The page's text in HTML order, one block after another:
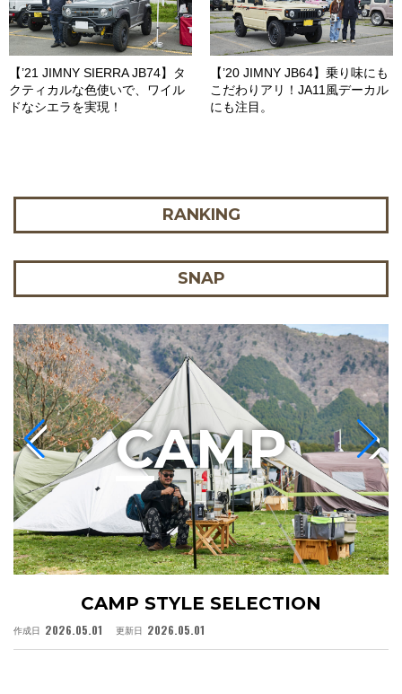
【’21 JIMNY SIERRA JB74】タ
クティカルな色使いで、ワイル
ドなシエラを実現！
【’20 JIMNY JB64】乗り味にも
こだわりアリ！JA11風デーカル
にも注目。
RANKING
SNAP
CAMP STYLE SELECTION
作成日 2026.05.01 更新日 2026.05.01
CAMP